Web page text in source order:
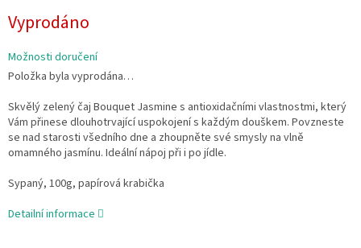
cena:
Vyprodáno
Možnosti doručení
Položka byla vyprodána…
Skvělý zelený čaj Bouquet Jasmine s antioxidačními vlastnostmi, který
Vám přinese dlouhotrvající uspokojení s každým douškem. Povzneste
se nad starosti všedního dne a zhoupněte své smysly na vlně
omamného jasmínu. Ideální nápoj při i po jídle.
Sypaný, 100g, papírová krabička
Detailní informace